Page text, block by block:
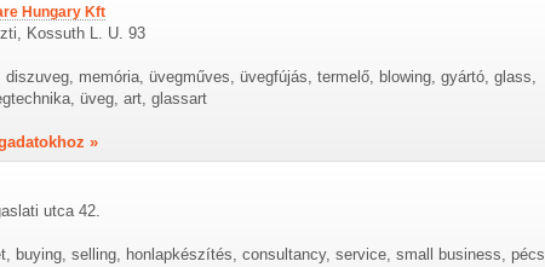
Hungary Kft
Kossuth L. U. 93
diszuveg, memória, üvegműves, üvegfújás, termelő, blowing, gyártó, glass,
üveg, art, glassart
»
utca 42.
buying, selling, honlapkészítés, consultancy, service, small business, pécs,